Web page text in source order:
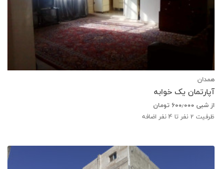
همدان
آپارتمان یک خوابه
از شبی ۶۰۰٫۰۰۰ تومان
ظرفیت 2 نفر تا 4 نفر اضافه